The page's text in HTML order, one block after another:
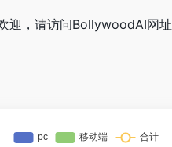
，请访问BollywoodAI网址